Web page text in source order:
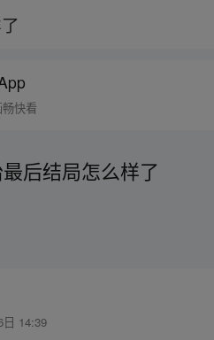
快看
后结局怎么样了
日 14:39